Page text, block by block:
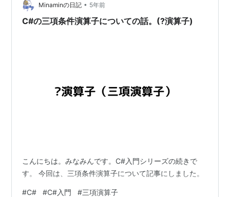
Minaminの日記 • 5年前
C#の三項条件演算子についての話。(?演算子)
こんにちは。みなみんです。C#入門シリーズの続きで
す。 今回は、三項条件演算子について記事にしました。
#C# #C#入門 #三項演算子